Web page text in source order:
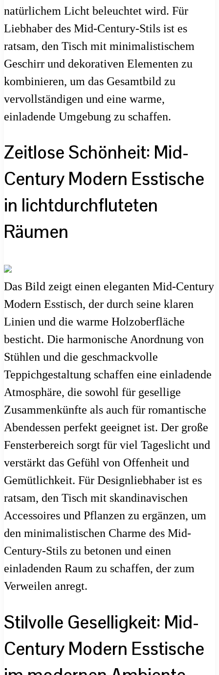
natürlichem Licht beleuchtet wird. Für
Liebhaber des Mid-Century-Stils ist es
ratsam, den Tisch mit minimalistischem
Geschirr und dekorativen Elementen zu
kombinieren, um das Gesamtbild zu
vervollständigen und eine warme,
einladende Umgebung zu schaffen.
Zeitlose Schönheit: Mid-
Century Modern Esstische
in lichtdurchfluteten
Räumen
Das Bild zeigt einen eleganten Mid-Century
Modern Esstisch, der durch seine klaren
Linien und die warme Holzoberfläche
besticht. Die harmonische Anordnung von
Stühlen und die geschmackvolle
Teppichgestaltung schaffen eine einladende
Atmosphäre, die sowohl für gesellige
Zusammenkünfte als auch für romantische
Abendessen perfekt geeignet ist. Der große
Fensterbereich sorgt für viel Tageslicht und
verstärkt das Gefühl von Offenheit und
Gemütlichkeit. Für Designliebhaber ist es
ratsam, den Tisch mit skandinavischen
Accessoires und Pflanzen zu ergänzen, um
den minimalistischen Charme des Mid-
Century-Stils zu betonen und einen
einladenden Raum zu schaffen, der zum
Verweilen anregt.
Stilvolle Geselligkeit: Mid-
Century Modern Esstische